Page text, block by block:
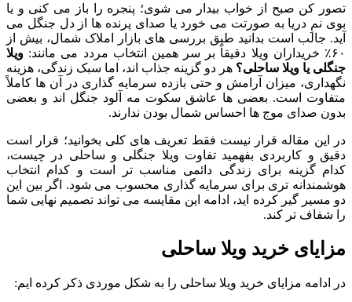
تصور کن صبح از خواب بیدار می شوی؛ پنجره را باز می کنی و یا
بوی نمِ دریا به صورتت می خورد یا صدای پرنده ها از دل جنگل می
آید. جالب است بدانید طبق بررسی های بازار املاک شمال، بیش از
۶۰٪ خریداران ویلا دقیقاً بر سر همین انتخاب مردد می مانند:
ویلا
جنگلی یا ویلا ساحلی؟ هر دو گزینه جذاب اند، اما سبک زندگی، هزینه
نگهداری، میزان آرامش و حتی بازده سرمایه گذاری در آن ها کاملاً
متفاوت است. بعضی ها عاشق سکوت مه آلود جنگل اند و بعضی
بدون صدای موج ها احساس شمال بودن ندارند.
در این مقاله قرار نیست فقط تعریف های کلی بخوانید؛ قرار است
دقیق و کاربردی بفهمید تفاوت ویلا جنگلی و ساحلی در چیست،
کدام گزینه برای زندگی دائمی مناسب تر است و کدام انتخاب
هوشمندانه تری برای سرمایه گذاری محسوب می شود. اگر بین این
دو مسیر گیر کرده اید، ادامه این مقایسه می تواند تصمیم نهایی شما
را شفاف تر کند.
مزایای خرید ویلا ساحلی
در ادامه مزایای خرید ویلا ساحلی را به شکل موردی ذکر کرده ایم: